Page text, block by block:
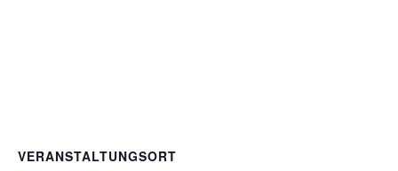
VERANSTALTUNGSORT